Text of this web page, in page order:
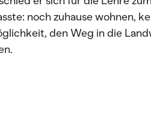
noch zuhause wohnen,
den Weg in die